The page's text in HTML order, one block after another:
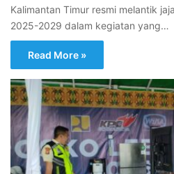
Kalimantan Timur resmi melantik
2025-2029 dalam kegiatan yang…
Read More »